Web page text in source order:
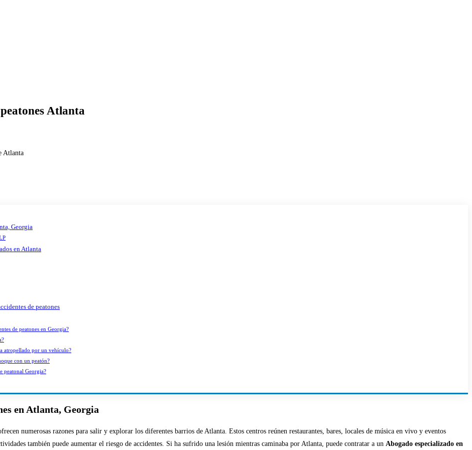
Atlanta
Georgia
en Atlanta
de peatones
de peatones en Georgia?
atropellado por un vehículo?
con un peatón?
peatonal Georgia?
en Atlanta, Georgia
numerosas razones para salir y explorar los diferentes barrios de Atlanta. Estos centros reúnen restaurantes, bares, locales de música en vivo y eventos
también puede aumentar el riesgo de accidentes. Si ha sufrido una lesión mientras caminaba por Atlanta, puede contratar a un Abogado especializado en